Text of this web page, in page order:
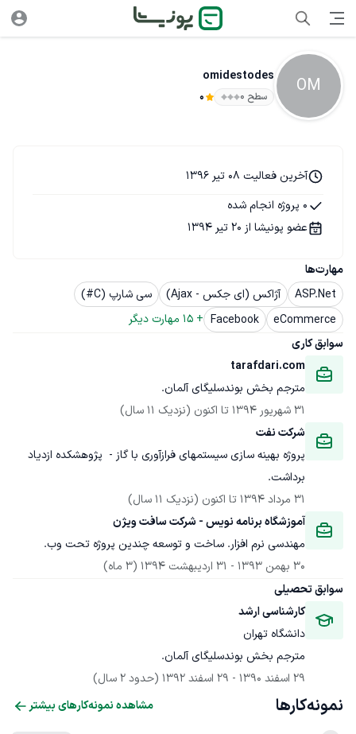
OM
omidestodes
سطح ۰ 0
مهارت‌ها
ASP.Net
آژاکس (ای جکس - Ajax)
سی شارپ (C#)
eCommerce
Facebook
+
15 مهارت دیگر
سوابق کاری
tarafdari.com
مترجم بخش بوندسلیگای آلمان.
31 شهریور 1394
تا اکنون (نزدیک 11 سال)
شرکت نفت
پروژه بهینه سازی سیستمهای فرازآوری با گاز -  پژوهشکده ازدیاد
برداشت.
31 مرداد 1394
تا اکنون (نزدیک 11 سال)
آموزشگاه برنامه نویس - شرکت سافت ویژن
مهندسی نرم افزار. ساخت و توسعه چندین پروژه تحت وب.
30 بهمن 1393
- 31 اردیبهشت 1394
(3 ماه)
سوابق تحصیلی
کارشناسی ارشد
دانشگاه تهران
مترجم بخش بوندسلیگای آلمان.
29 اسفند 1390
- 29 اسفند 1392 (حدود 2 سال)
آخرین فعالیت 08 تیر 1396
0 پروژه انجام شده
عضو پونیشا از 20 تیر 1394
نمونه‌کارها مشاهده نمونه‌کارهای بیشتر